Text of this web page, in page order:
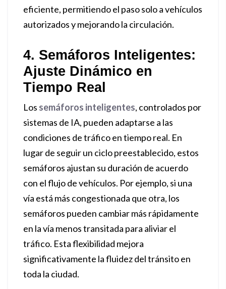
eficiente, permitiendo el paso solo a vehículos
autorizados y mejorando la circulación.
4. Semáforos Inteligentes:
Ajuste Dinámico en
Tiempo Real
Los semáforos inteligentes, controlados por
sistemas de IA, pueden adaptarse a las
condiciones de tráfico en tiempo real. En
lugar de seguir un ciclo preestablecido, estos
semáforos ajustan su duración de acuerdo
con el flujo de vehículos. Por ejemplo, si una
vía está más congestionada que otra, los
semáforos pueden cambiar más rápidamente
en la vía menos transitada para aliviar el
tráfico. Esta flexibilidad mejora
significativamente la fluidez del tránsito en
toda la ciudad.